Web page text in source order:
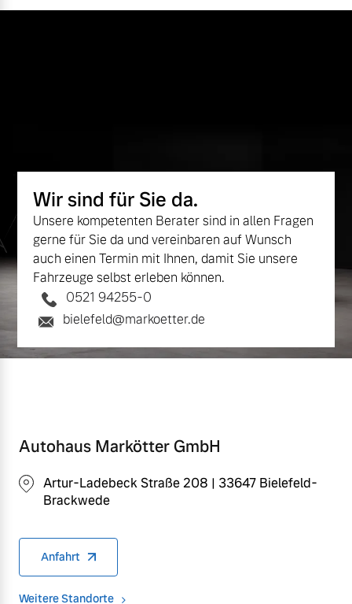
Wir sind für Sie da.
Unsere kompetenten Berater sind in allen Fragen
gerne für Sie da und vereinbaren auf Wunsch
auch einen Termin mit Ihnen, damit Sie unsere
Fahrzeuge selbst erleben können.
0521 94255-0
bielefeld@markoetter.de
Autohaus Markötter GmbH
Artur-Ladebeck Straße 208 | 33647 Bielefeld-
Brackwede
Anfahrt
Weitere Standorte